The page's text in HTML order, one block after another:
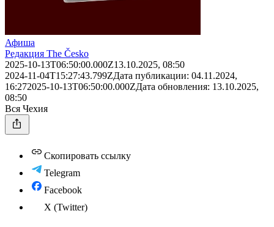
Афиша
Редакция The Česko
2025-10-13T06:50:00.000Z13.10.2025, 08:50
2024-11-04T15:27:43.799ZДата публикации: 04.11.2024,
16:272025-10-13T06:50:00.000ZДата обновления: 13.10.2025,
08:50
Вся Чехия
Скопировать ссылку
Telegram
Facebook
X (Twitter)